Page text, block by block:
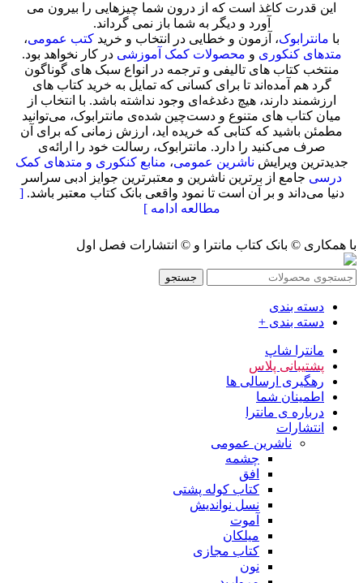
این قدرت کاغذ است که از درون شما چیزهایی را بیرون می
آورد و دیگر به شما باز نمی گرداند.
با مانترابوک، آزمون و خطایی در انتخاب و خرید کتب عمومی،
متدهای کنکوری و محصولات کمک آموزشی در کار نخواهد بود.
منتخب کتاب‌ های تالیفی و ترجمه در انواع سبک های گوناگون
گرد هم آمده‌اند تا برای کسانی که تمایل به خرید کتاب های
ارزشمند دارند، هیچ دغدغه‌ای وجود نداشته باشد. با انتخاب از
میان کتاب های متنوع و دست‌چین شده‌ی مانترابوک، می‌توانید
مطمئن باشید که کتابی که خریده اید، ارزش زمانی که برای آن
صرف می‌کنید را دارد. مانترابوک، رسالت خود را ارائه‌ی
جدیدترین ویرایش ناشرین عمومی، منابع کنکوری و متدهای کمک
درسی جامع از برترین ناشرین و معتبرترین جوایز ادبی سراسر
دنیا می‌داند و بر آن است تا نمود واقعی بانک کتاب معتبر باشد.[
مطالعه ادامه ]
با همکاری © بانک کتاب مانترا و © انتشارات فصل اول
جستجو
دسته بندی
دسته بندی +
مانترا شاپ
پشتیبانی پلاس
رهگیری ارسالی ها
اطمینان شما
درباره ی مانترا
انتشارات
ناشرین عمومی
چشمه
افق
کتاب کوله پشتی
نسل نواندیش
آموت
میلکان
کتاب مجازی
نون